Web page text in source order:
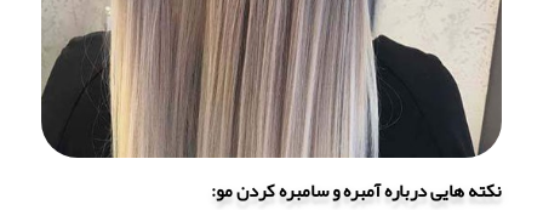
نکته هایی درباره آمبره و سامبره کردن مو: